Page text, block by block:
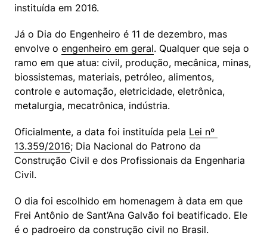
instituída em 2016.
Já o Dia do Engenheiro é 11 de dezembro, mas
envolve o engenheiro em geral. Qualquer que seja o
ramo em que atua: civil, produção, mecânica, minas,
biossistemas, materiais, petróleo, alimentos,
controle e automação, eletricidade, eletrônica,
metalurgia, mecatrônica, indústria.
Oficialmente, a data foi instituída pela Lei nº
13.359/2016; Dia Nacional do Patrono da
Construção Civil e dos Profissionais da Engenharia
Civil.
O dia foi escolhido em homenagem à data em que
Frei Antônio de Sant’Ana Galvão foi beatificado. Ele
é o padroeiro da construção civil no Brasil.